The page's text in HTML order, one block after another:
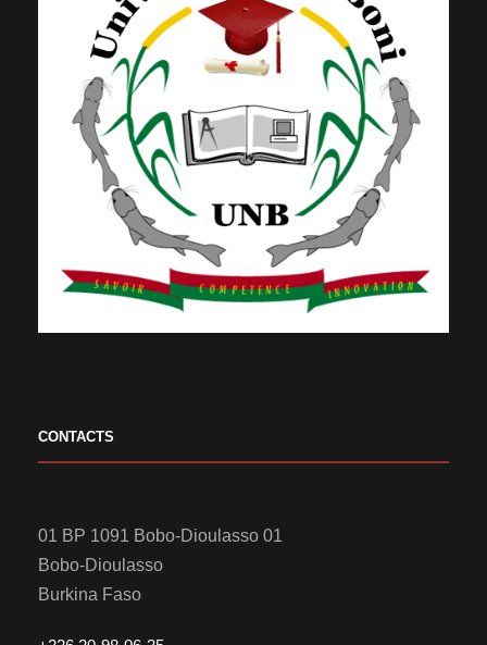
CONTACTS
01 BP 1091 Bobo-Dioulasso 01
Bobo-Dioulasso
Burkina Faso